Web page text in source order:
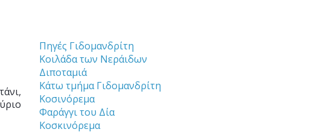
Πηγές Γιδομανδρίτη
Κοιλάδα των Νεράιδων
Διποταμιά
Κάτω τμήμα Γιδομανδρίτη
Κοσινόρεμα
Φαράγγι του Δία
Κοσκινόρεμα